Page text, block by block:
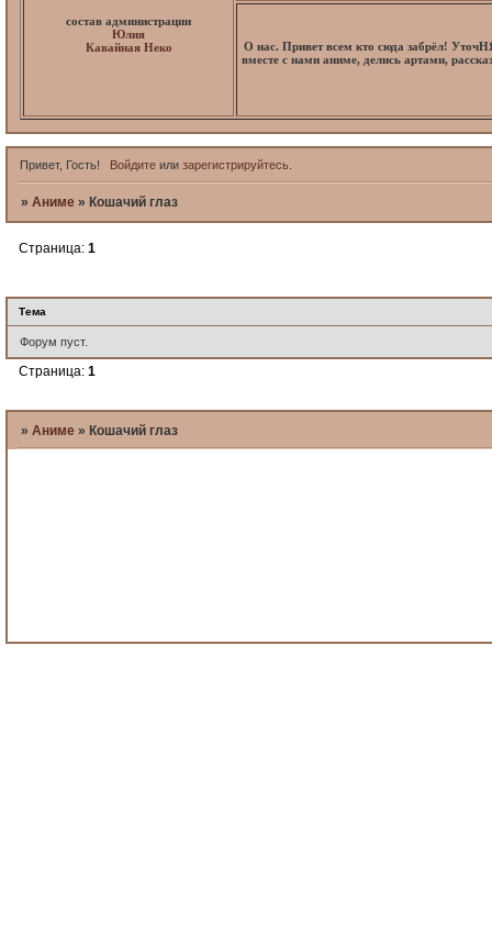
состав администрации
Юлия
Кавайная Неко
О нас. Привет всем кто сюда забрёл!
вместе с нами аниме, делись артами,
Привет, Гость! Войдитеили зарегистрируйтесь.
»Аниме »Кошачий глаз
Страница:1
Тема
Форум пуст.
Страница:1
»Аниме » Кошачий глаз